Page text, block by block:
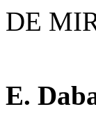
DE
E.